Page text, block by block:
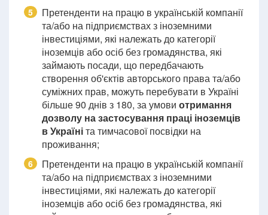
5
Претенденти на працю в українській компанії
та/або на підприємствах з іноземними
інвестиціями, які належать до категорії
іноземців або осіб без громадянства, які
займають посади, що передбачають
створення об'єктів авторського права та/або
суміжних прав, можуть перебувати в Україні
більше 90 днів з 180, за умови отримання
дозволу на застосування праці іноземців
в Україніта тимчасової посвідки на
проживання;
6
Претенденти на працю в українській компанії
та/або на підприємствах з іноземними
інвестиціями, які належать до категорії
іноземців або осіб без громадянства, які